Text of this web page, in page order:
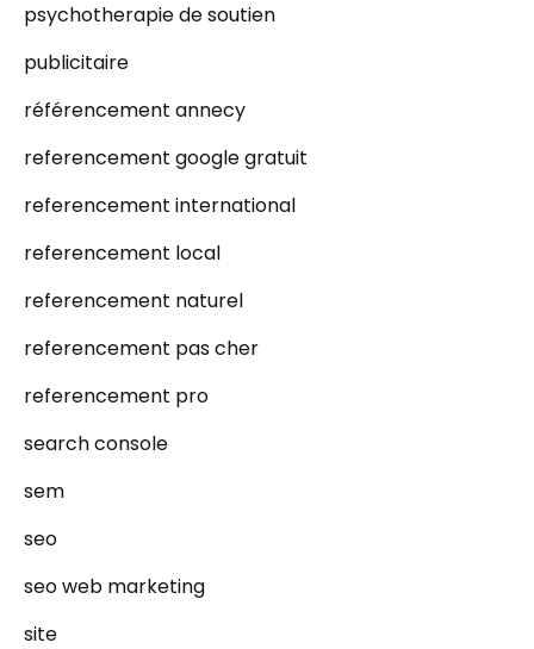
psychotherapie de soutien
publicitaire
référencement annecy
referencement google gratuit
referencement international
referencement local
referencement naturel
referencement pas cher
referencement pro
search console
sem
seo
seo web marketing
site